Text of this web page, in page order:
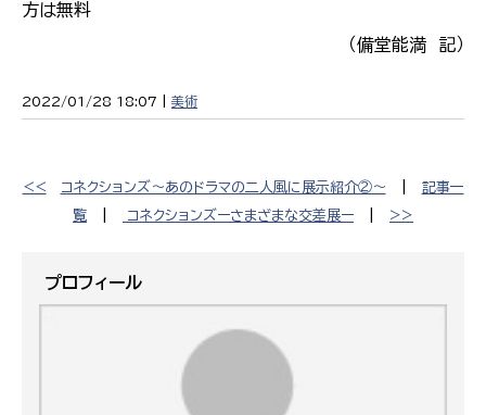
方は無料
（備堂能満 記）
2022/01/28 18:07 | 美術
<< コネクションズ〜あのドラマの二人風に展示紹介②〜
記事一
覧
コネクションズーさまざまな交差展ー >>
プロフィール